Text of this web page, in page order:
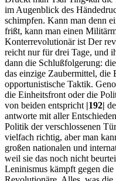
im Augenblick des
schimpfen. Kann man denn
frißt, kann man einen
Konterrevolutionär ist Der
reicht nur für drei Tage, und
dann die Schlußfolgerung:
das einzige Zaubermittel, die
opportunistische Taktik.
die Einheitsfront oder die
von beiden entspricht |192|
antworte mit aller
Politik der verschlossenen
vielfach richtig, aber man
großen nationalen und
weil sie das noch nicht
Leninismus kämpft gegen